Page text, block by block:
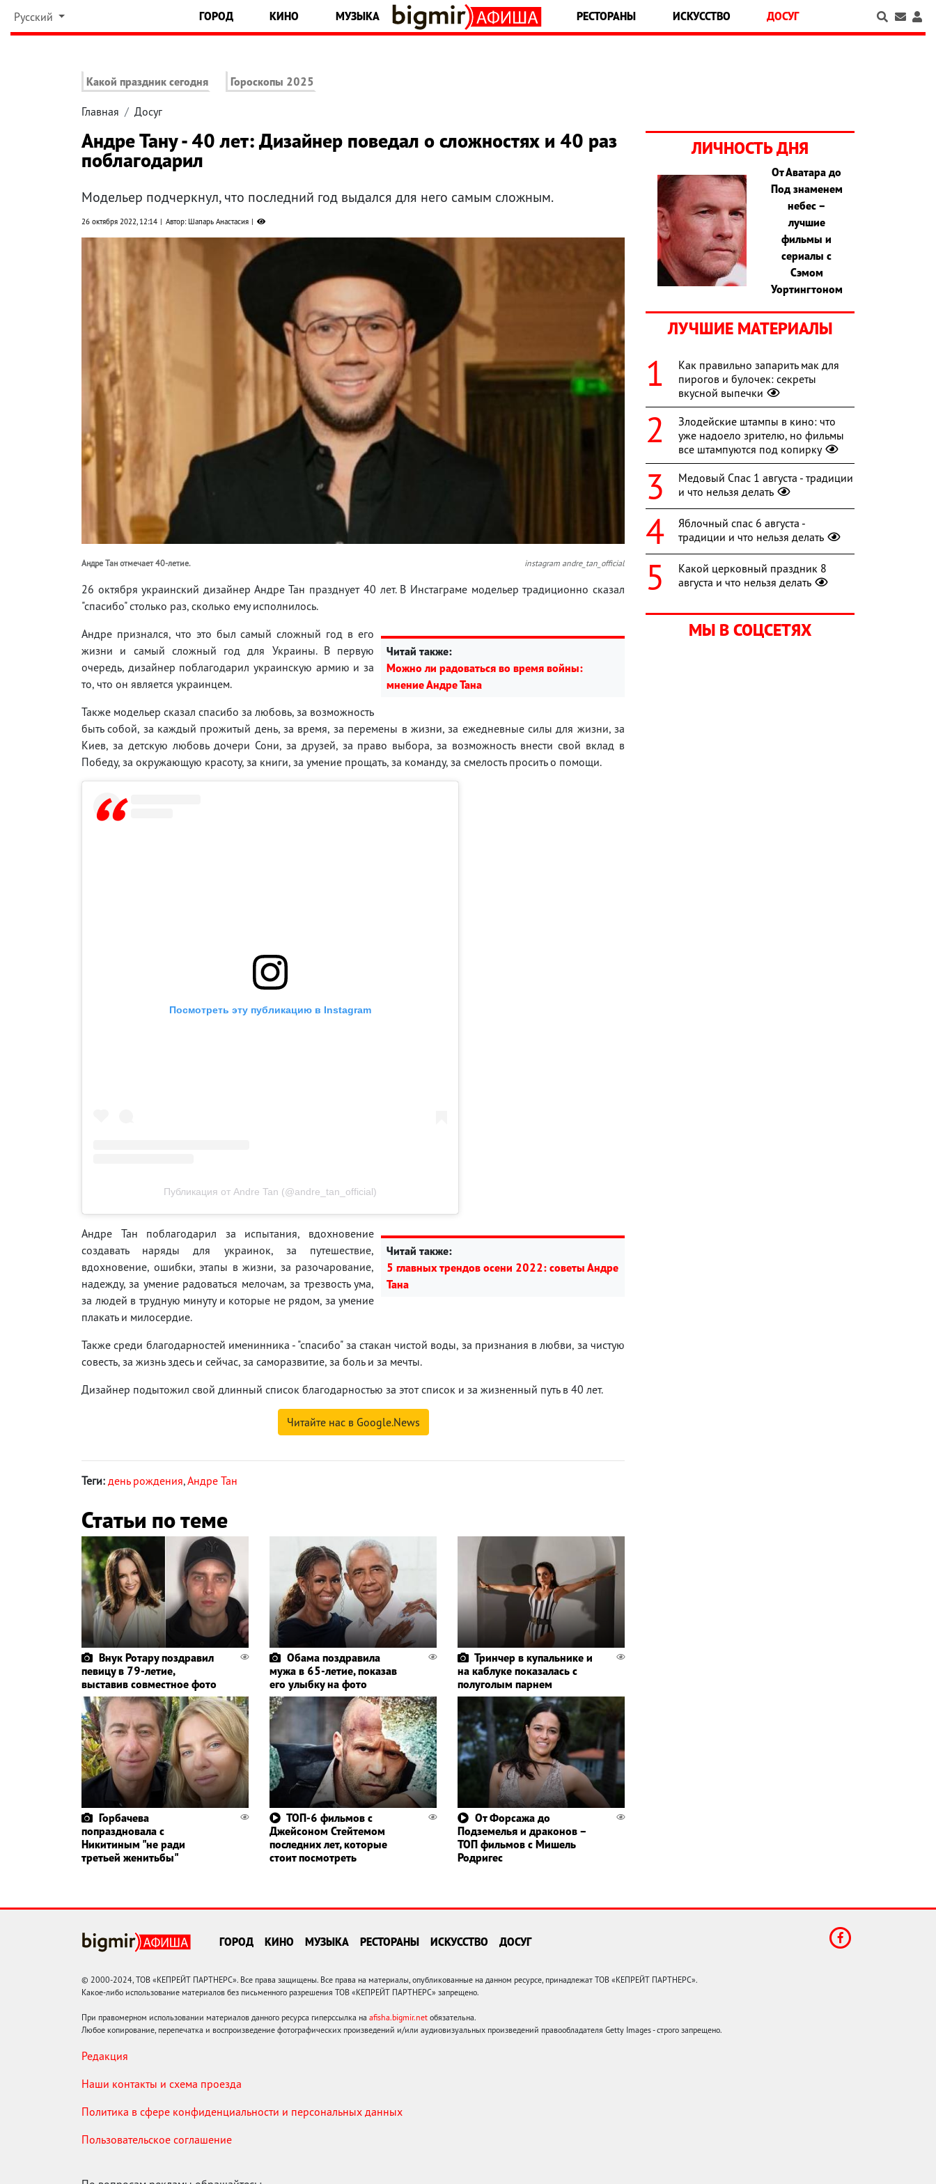
Русский ГОРОД КИНО МУЗЫКА РЕСТОРАНЫ ИСКУССТВО ДОСУГ
Какой праздник сегодня Гороскопы 2025
Главная Досуг
Андре Тану - 40 лет: Дизайнер поведал о сложностях и 40 раз
поблагодарил
Модельер подчеркнул, что последний год выдался для него самым сложным.
26 октября 2022, 12:14 Автор: Шапарь Анастасия
Андре Тан отмечает 40-летие. instagram andre_tan_official
26 октября украинский дизайнер Андре Тан празднует 40 лет. В Инстаграме модельер традиционно сказал
"спасибо" столько раз, сколько ему исполнилось.
Читай также:
Можно ли радоваться во время войны:
мнение Андре Тана
Андре признался, что это был самый сложный год в его
жизни и самый сложный год для Украины. В первую
очередь, дизайнер поблагодарил украинскую армию и за
то, что он является украинцем.
Также модельер сказал спасибо за любовь, за возможность
быть собой, за каждый прожитый день, за время, за перемены в жизни, за ежедневные силы для жизни, за
Киев, за детскую любовь дочери Сони, за друзей, за право выбора, за возможность внести свой вклад в
Победу, за окружающую красоту, за книги, за умение прощать, за команду, за смелость просить о помощи.
Посмотреть эту публикацию в Instagram
Публикация от Andre Tan (@andre_tan_official)
Читай также:
5 главных трендов осени 2022: советы Андре
Тана
Андре Тан поблагодарил за испытания, вдохновение
создавать наряды для украинок, за путешествие,
вдохновение, ошибки, этапы в жизни, за разочарование,
надежду, за умение радоваться мелочам, за трезвость ума,
за людей в трудную минуту и которые не рядом, за умение
плакать и милосердие.
Также среди благодарностей именинника - "спасибо" за стакан чистой воды, за признания в любви, за чистую
совесть, за жизнь здесь и сейчас, за саморазвитие, за боль и за мечты.
Дизайнер подытожил свой длинный список благодарностью за этот список и за жизненный путь в 40 лет.
Читайте нас в Google.News
Теги: день рождения,Андре Тан
Статьи по теме
Внук Ротару поздравил
певицу в 79-летие,
выставив совместное фото
Обама поздравила
мужа в 65-летие, показав
его улыбку на фото
Тринчер в купальнике и
на каблуке показалась с
полуголым парнем
Горбачева
попраздновала с
Никитиным "не ради
третьей женитьбы"
ТОП-6 фильмов с
Джейсоном Стейтемом
последних лет, которые
стоит посмотреть
От Форсажа до
Подземелья и драконов –
ТОП фильмов с Мишель
Родригес
ЛИЧНОСТЬ ДНЯ
От Аватара до
Под знаменем
небес –
лучшие
фильмы и
сериалы с
Сэмом
Уортингтоном
ЛУЧШИЕ МАТЕРИАЛЫ
Как правильно запарить мак для
пирогов и булочек: секреты
вкусной выпечки
Злодейские штампы в кино: что
уже надоело зрителю, но фильмы
все штампуются под копирку
Медовый Спас 1 августа - традиции
и что нельзя делать
Яблочный спас 6 августа -
традиции и что нельзя делать
Какой церковный праздник 8
августа и что нельзя делать
МЫ В СОЦСЕТЯХ
ГОРОД КИНО МУЗЫКА РЕСТОРАНЫ ИСКУССТВО ДОСУГ
© 2000-2024, ТОВ «КЕПРЕЙТ ПАРТНЕРС». Все права защищены. Все права на материалы, опубликованные на данном ресурсе, принадлежат ТОВ «КЕПРЕЙТ ПАРТНЕРС».
Какое-либо использование материалов без письменного разрешения ТОВ «КЕПРЕЙТ ПАРТНЕРС» запрещено.
При правомерном использовании материалов данного ресурса гиперссылка на afisha.bigmir.net обязательна.
Любое копирование, перепечатка и воспроизведение фотографических произведений и/или аудиовизуальных произведений правообладателя Getty Images - строго запрещено.
Редакция
Наши контакты и схема проезда
Политика в сфере конфиденциальности и персональных данных
Пользовательское соглашение